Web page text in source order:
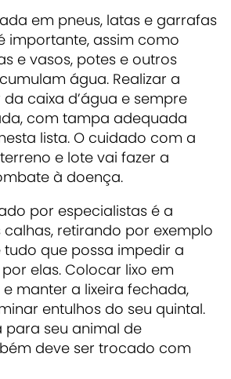
em pneus, latas e garrafas
importante, assim como
e vasos, potes e outros
água. Realizar a
caixa d’água e sempre
com tampa adequada
lista. O cuidado com a
e lote vai fazer a
à doença.
por especialistas é a
retirando por exemplo
tudo que possa impedir a
elas. Colocar lixo em
manter a lixeira fechada,
entulhos do seu quintal.
para seu animal de
deve ser trocado com